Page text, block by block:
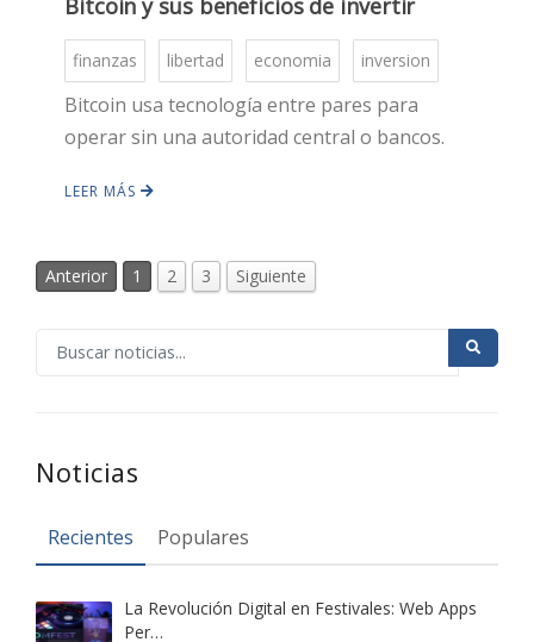
finanzas libertad economia inversion
Bitcoin usa tecnología entre pares para
operar sin una autoridad central o bancos.
LEER MÁS
Anterior 1 2 3 Siguiente
Noticias
Recientes Populares
La Revolución Digital en Festivales: Web Apps
Per…